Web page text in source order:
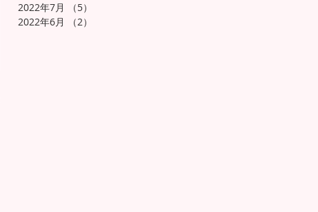
2022年7月
（5）
2022年6月
（2）